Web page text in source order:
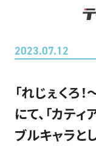
2023.07.12
「れじぇくろ
にて、「カテ
ブルキャラと